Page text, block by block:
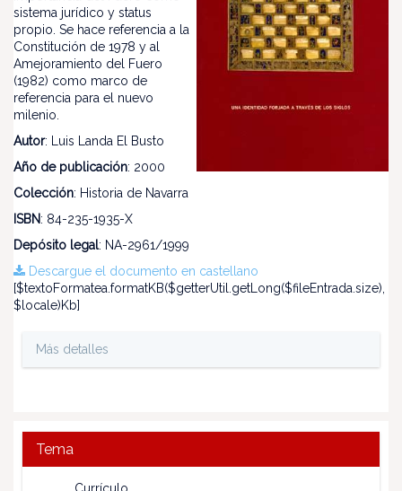
sistema jurídico y status
propio. Se hace referencia a la
Constitución de 1978 y al
Amejoramiento del Fuero
(1982) como marco de
referencia para el nuevo
milenio.
Autor: Luis Landa El Busto
Año de publicación: 2000
Colección: Historia de Navarra
ISBN: 84-235-1935-X
Depósito legal: NA-2961/1999
Descargue el documento en castellano
[$textoFormatea.formatKB($getterUtil.getLong($fileEntrada.size),
$locale)Kb]
Más detalles
Tema